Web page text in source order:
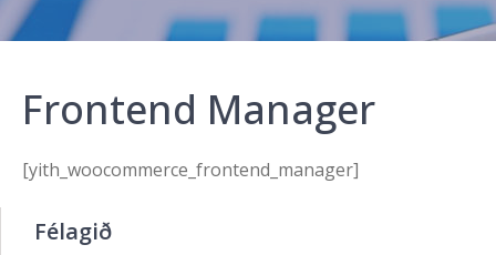
Frontend Manager
[yith_woocommerce_frontend_manager]
Félagið